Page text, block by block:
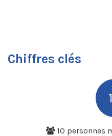
Chiffres clés
10 personnes